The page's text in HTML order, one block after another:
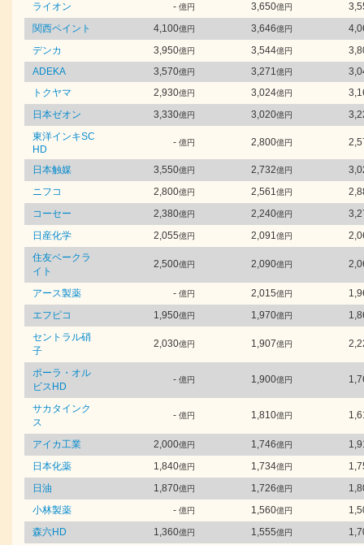
ライオン - 億円 3,650億円
関西ペイント
4,100億円 3,646億円
デンカ
3,950億円 3,544億円
ADEKA
3,570億円 3,271億円
トクヤマ
2,930億円 3,024億円
日本ゼオン
3,330億円 3,020億円
東洋インキSC
HD
- 億円 2,800億円
日本触媒 3,550億円 2,732億円
ニフコ
2,800億円 2,561億円
コーセー
2,380億円 2,240億円
日産化学
2,055億円 2,091億円
住友ベークラ
イト
2,500億円 2,090億円
アース製薬 - 億円 2,015億円
エフピコ
1,950億円 1,970億円
セントラル硝
子
2,030億円 1,907億円
ポーラ・オル
ビスHD
- 億円 1,900億円
サカタインク
ス
- 億円 1,810億円
アイカ工業 2,000億円 1,746億円
日本化薬
1,840億円 1,734億円
日油
1,870億円 1,726億円
小林製薬
- 億円 1,560億円
森六HD
1,360億円 1,555億円